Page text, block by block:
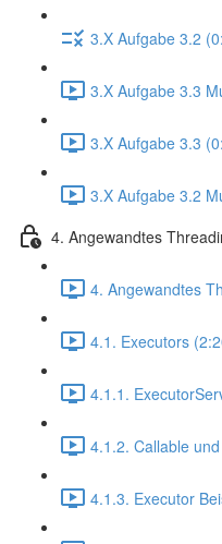
3.X Aufgabe 3.2
3.X Aufgabe 3.3
3.X Aufgabe 3.3
3.X Aufgabe 3.2
4. Angewandtes
4. Angewandtes
4.1. Executors
4.1.1.
4.1.2. Callable
4.1.3. Executor